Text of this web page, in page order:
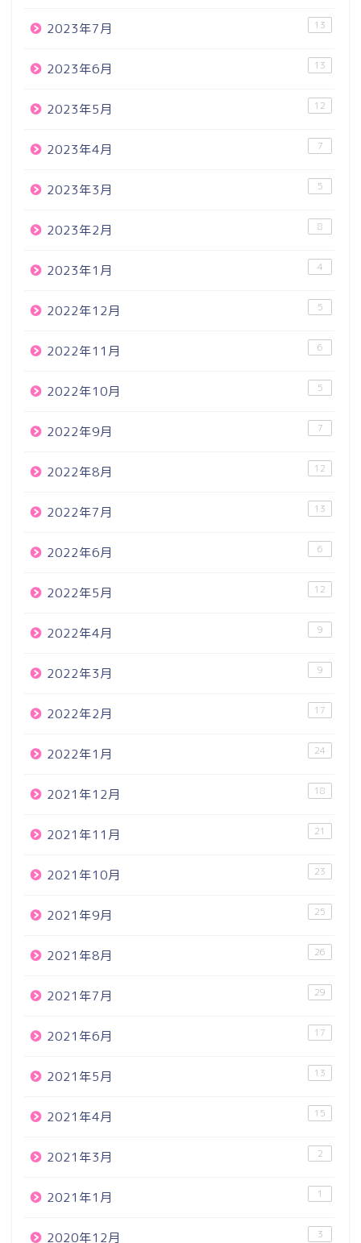
2023年7月 13
2023年6月 13
2023年5月 12
2023年4月 7
2023年3月 5
2023年2月 8
2023年1月 4
2022年12月 5
2022年11月 6
2022年10月 5
2022年9月 7
2022年8月 12
2022年7月 13
2022年6月 6
2022年5月 12
2022年4月 9
2022年3月 9
2022年2月 17
2022年1月 24
2021年12月 18
2021年11月 21
2021年10月 23
2021年9月 25
2021年8月 26
2021年7月 29
2021年6月 17
2021年5月 13
2021年4月 15
2021年3月 2
2021年1月 1
2020年12月 3